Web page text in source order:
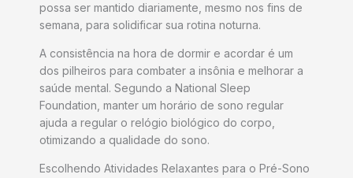
possa ser mantido diariamente, mesmo nos fins de
semana, para solidificar sua rotina noturna.
A consistência na hora de dormir e acordar é um
dos pilheiros para combater a insônia e melhorar a
saúde mental. Segundo a National Sleep
Foundation, manter um horário de sono regular
ajuda a regular o relógio biológico do corpo,
otimizando a qualidade do sono.
Escolhendo Atividades Relaxantes para o Pré-Sono